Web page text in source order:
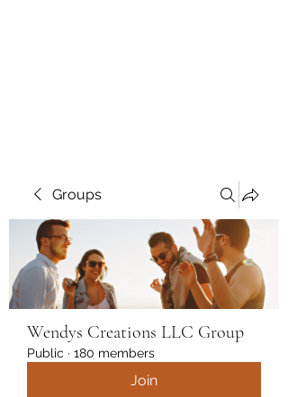
Groups
Wendys Creations LLC Group
Public · 180 members
Join